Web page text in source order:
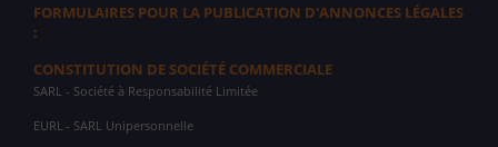
FORMULAIRES POUR LA PUBLICATION D'ANNONCES LÉGALES
:
CONSTITUTION DE SOCIÉTÉ COMMERCIALE
SARL - Société à Responsabilité Limitée
EURL - SARL Unipersonnelle